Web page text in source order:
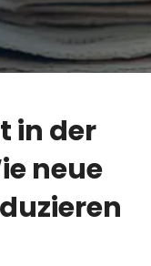
in der
neue